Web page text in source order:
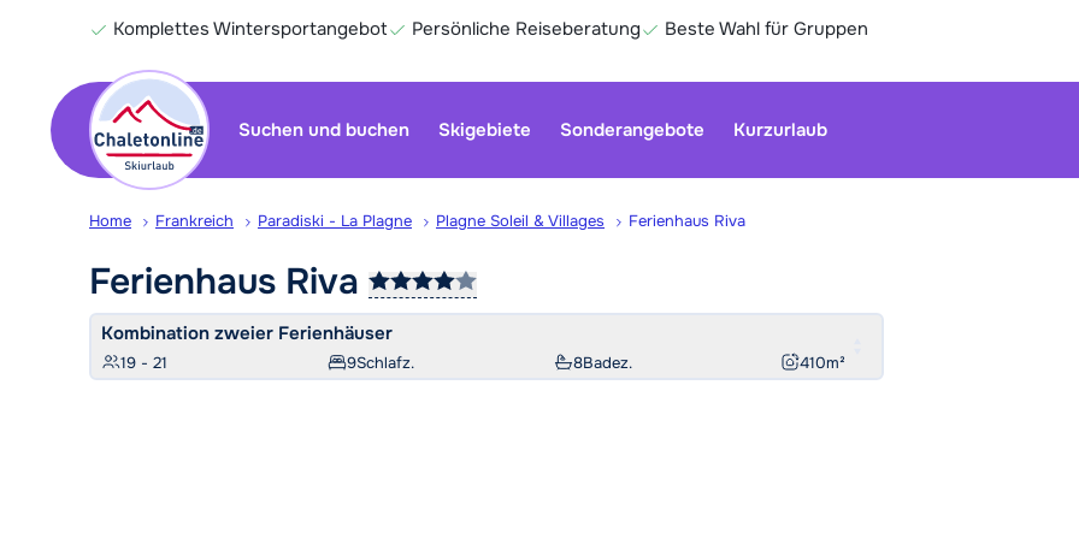
Komplettes Wintersportangebot Persönliche Reiseberatung Beste Wahl für Gruppen
Suchen und buchen Skigebiete Sonderangebote Kurzurlaub
Home Frankreich Paradiski - La Plagne Plagne Soleil & Villages Ferienhaus Riva
Ferienhaus Riva
Kombination zweier Ferienhäuser
19 - 21 9Schlafz. 8Badez. 410m²